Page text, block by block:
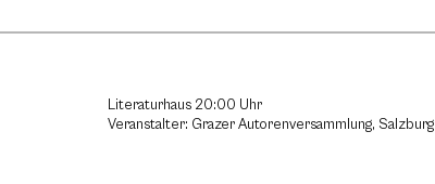
Literaturhaus 20:00 Uhr
Veranstalter: Grazer Autorenversammlung, Salzburg